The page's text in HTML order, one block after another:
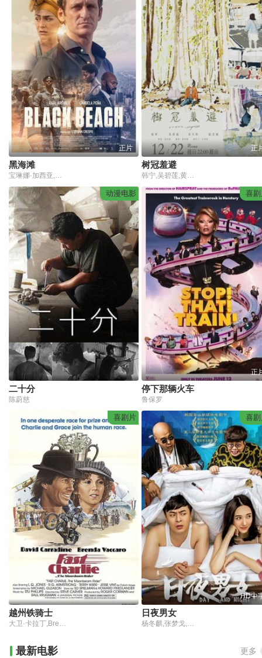
正片
黑海滩
正
树冠羞避
韩宁,吴碧莲,黄可欣,张昌缅,叶晋章
动漫电影
二十分
陈蔚慈
喜
正
停下那辆火车
鲁保罗
喜剧片
越州铁骑士
大卫·卡拉丁,Brenda Vaccaro,L.Q. Jones
喜
HD中
日夜男女
杨冬麒,张梦戈,大兵,华运哥
最新电影 更多